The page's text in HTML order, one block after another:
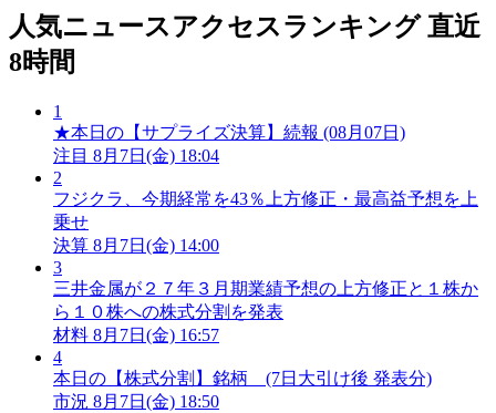
人気ニュースアクセスランキング 直近
8時間
1
★本日の【サプライズ決算】続報 (08月07日)
注目 8月7日(金) 18:04
2
フジクラ、今期経常を43％上方修正・最高益予想を上
乗せ
決算 8月7日(金) 14:00
3
三井金属が２７年３月期業績予想の上方修正と１株か
ら１０株への株式分割を発表
材料 8月7日(金) 16:57
4
本日の【株式分割】銘柄 (7日大引け後 発表分)
市況 8月7日(金) 18:50